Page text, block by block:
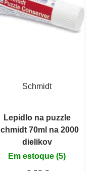
Schmidt
Lepidlo na puzzle
70ml na 2000
dielikov
Em estoque (5)